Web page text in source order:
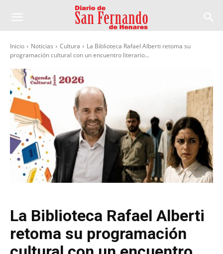
Inicio Noticias Cultura
La Biblioteca Rafael Alberti retoma su
programación cultural con un encuentro literario...
La Biblioteca Rafael Alberti
retoma su programación